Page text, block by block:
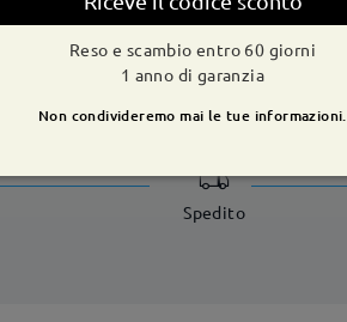
CONSEGNA
Spedito
Reso e scambio entro 60 giorni
1 anno di garanzia
Non condivideremo mai le tue informazioni.